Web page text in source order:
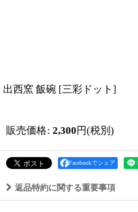
出西窯 飯碗 [三彩ドット ]
販売価格: 2,300 円(税別)
Facebookでシェア
返品特約に関する重要事項